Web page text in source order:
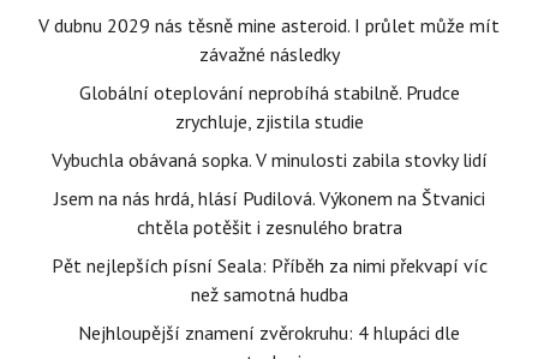
V dubnu 2029 nás těsně mine asteroid. I průlet může mít
závažné následky
Globální oteplování neprobíhá stabilně. Prudce
zrychluje, zjistila studie
Vybuchla obávaná sopka. V minulosti zabila stovky lidí
Jsem na nás hrdá, hlásí Pudilová. Výkonem na Štvanici
chtěla potěšit i zesnulého bratra
Pět nejlepších písní Seala: Příběh za nimi překvapí víc
než samotná hudba
Nejhloupější znamení zvěrokruhu: 4 hlupáci dle